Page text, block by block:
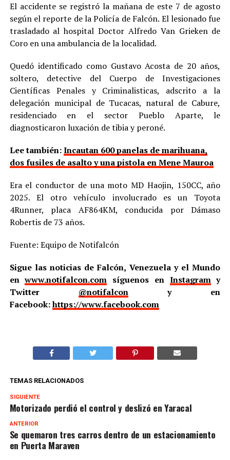
El accidente se registró la mañana de este 7 de agosto
según el reporte de la Policía de Falcón. El lesionado fue
trasladado al hospital Doctor Alfredo Van Grieken de
Coro en una ambulancia de la localidad.
Quedó identificado como Gustavo Acosta de 20 años,
soltero, detective del Cuerpo de Investigaciones
Científicas Penales y Criminalisticas, adscrito a la
delegación municipal de Tucacas, natural de Cabure,
residenciado en el sector Pueblo Aparte, le
diagnosticaron luxación de tibia y peroné.
Lee también:Incautan 600 panelas de marihuana,
dos fusiles de asalto y una pistola en Mene Mauroa
Era el conductor de una moto MD Haojin, 150CC, año
2025. El otro vehículo involucrado es un Toyota
4Runner, placa AF864KM, conducida por Dámaso
Robertis de 73 años.
Fuente: Equipo de Notifalcón
Sigue las noticias de Falcón, Venezuela y el Mundo
enwww.notifalcon.com síguenos en Instagramy
Twitter @notifalcony en
Facebook:https://www.facebook.com
TEMAS RELACIONADOS
SIGUIENTE
Motorizado perdió el control y deslizó en Yaracal
ANTERIOR
Se quemaron tres carros dentro de un estacionamiento
en Puerta Maraven